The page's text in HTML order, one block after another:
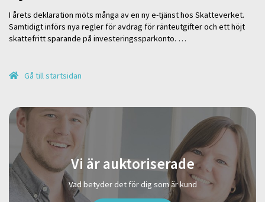
I årets deklaration möts många av en ny e-tjänst hos Skatteverket.
Samtidigt införs nya regler för avdrag för ränteutgifter och ett höjt
skattefritt sparande på investeringssparkonto. …
Gå till startsidan
Vi är auktoriserade
Vad betyder det för dig som är kund